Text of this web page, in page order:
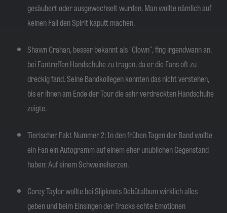
gesäubert oder ausgewechselt wurden. Man wollte nämlich auf
keinen Fall den Spirit kaputt machen.
Shawn Crahan, besser bekannt als "Clown", fing irgendwann an,
bei Fantreffen Handschuhe zu tragen, da er die Fans oft zu
dreckig fand. Seine Bandkollegen konnten das nicht verstehen,
bis er ihnen am Ende der Tour die sehr verdreckten Handschuhe
zeigte.
Tierischer Fakt Nummer 2: In den frühen Tagen der Band wollte
ein Fan ein Autogramm auf einem eher unüblichen Gegenstand
haben: Auf einem Schweineherzen.
Corey Taylor wollte bei Slipknots Debütalbum wirklich alles
geben und beim Einsingen der Tracks echte Emotionen